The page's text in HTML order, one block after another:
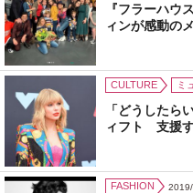
『フラーハ
ィンが感動の
CULTURE ミ
「どうしたら
ィフト 支援
FASHION